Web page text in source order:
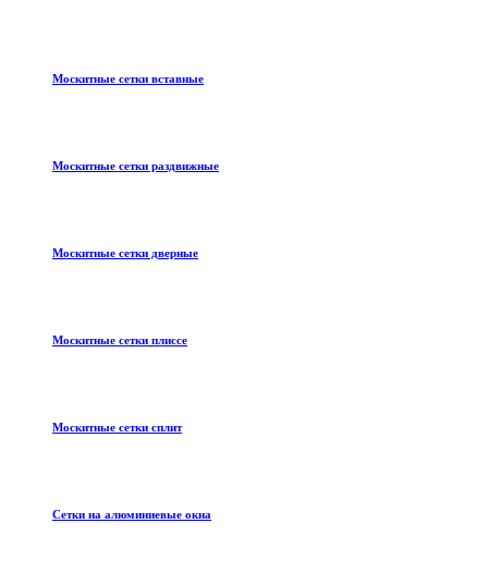
Москитные сетки вставные
Москитные сетки раздвижные
Москитные сетки дверные
Москитные сетки плиссе
Москитные сетки сплит
Сетки на алюминиевые окна